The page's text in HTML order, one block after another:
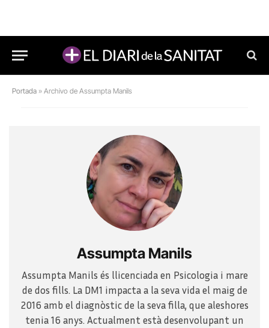
Portada » Archivo de Assumpta Manils
Assumpta Manils
Assumpta Manils és llicenciada en Psicologia i mare
de dos fills. La DM1 impacta a la seva vida el maig de
2016 amb el diagnòstic de la seva filla, que aleshores
tenia 16 anys. Actualment està desenvolupant un